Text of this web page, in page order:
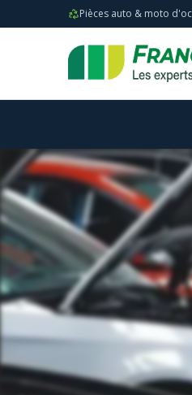
Pièces auto & moto